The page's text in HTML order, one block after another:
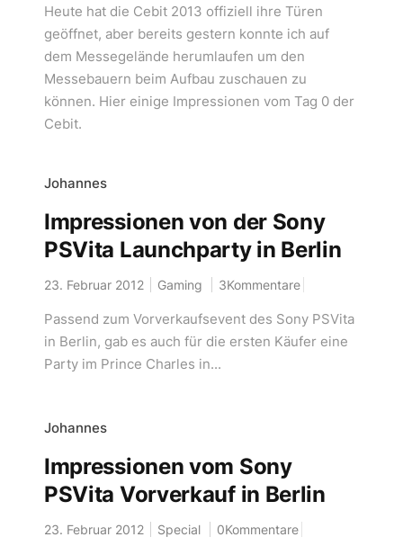
Heute hat die Cebit 2013 offiziell ihre Türen
geöffnet, aber bereits gestern konnte ich auf
dem Messegelände herumlaufen um den
Messebauern beim Aufbau zuschauen zu
können. Hier einige Impressionen vom Tag 0 der
Cebit.
Johannes
Impressionen von der Sony
PSVita Launchparty in Berlin
23. Februar 2012 Gaming 3Kommentare
Passend zum Vorverkaufsevent des Sony PSVita
in Berlin, gab es auch für die ersten Käufer eine
Party im Prince Charles in...
Johannes
Impressionen vom Sony
PSVita Vorverkauf in Berlin
23. Februar 2012 Special 0Kommentare